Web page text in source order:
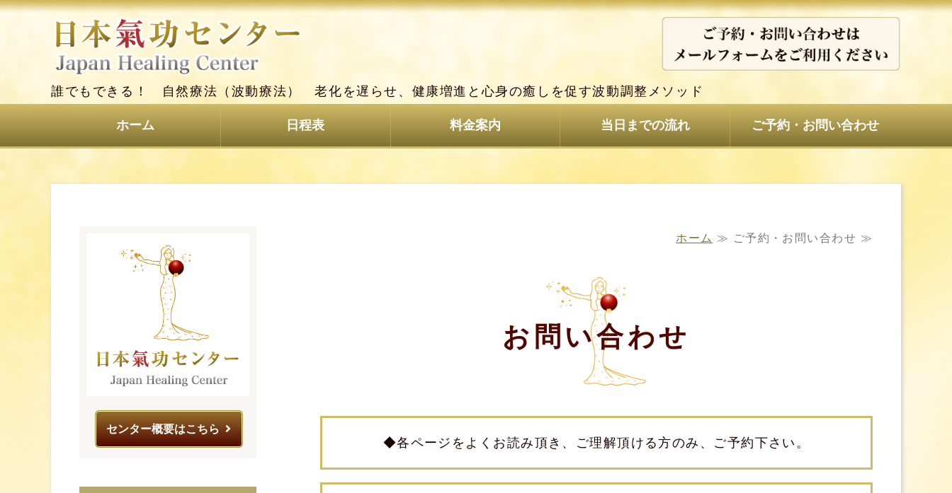
山梨県甲府市 気功 ヒーリング 波動癒整術/神田式メソッド 日本
誰でもできる！ 自然療法（波動療法） 老化を遅らせ、健康増進と心身の癒しを促す波動調整メソッド
ホーム 日程表 料金案内 当日までの流れ ご予約・お問い合わせ
ホーム ≫ ご予約・お問い合わせ ≫
お問い合わせ
◆各ページをよくお読み頂き、ご理解頂ける方のみ、ご予約下さい。
センター概要はこちら